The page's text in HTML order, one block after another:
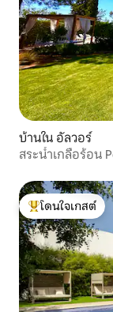
บ้านใน อัลวอร์
สระน้ำเกลือร้อน
โดนใจเกสต์ที่สุด
โดนใจเกสต์